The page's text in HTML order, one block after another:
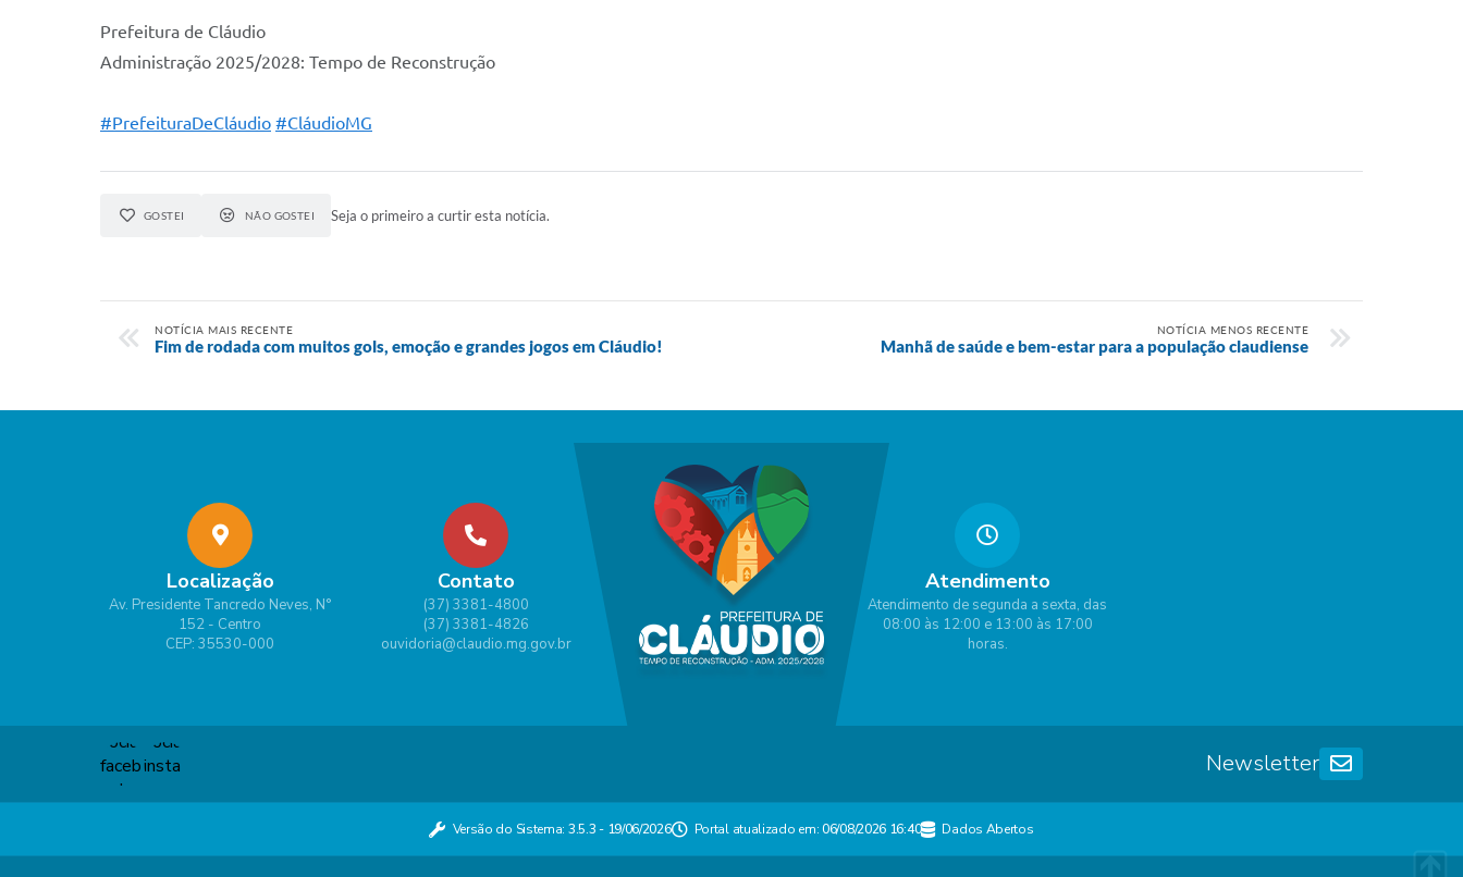
Prefeitura de Cláudio
Administração 2025/2028: Tempo de Reconstrução
#PrefeituraDeCláudio #CláudioMG
GOSTEI NÃO GOSTEI Seja o primeiro a curtir esta notícia.
NOTÍCIA MAIS RECENTE
Fim de rodada com muitos gols, emoção e grandes jogos em Cláudio!
NOTÍCIA MENOS RECENTE
Manhã de saúde e bem-estar para a população claudiense
Localização
Av. Presidente Tancredo Neves, N°
152 - Centro
CEP: 35530-000
Contato
(37) 3381-4800
(37) 3381-4826
ouvidoria@claudio.mg.gov.br
Atendimento
Atendimento de segunda a sexta, das
08:00 às 12:00 e 13:00 às 17:00
horas.
Newsletter
Versão do Sistema: 3.5.3 - 19/06/2026 Portal atualizado em:06/08/2026 16:40 Dados Abertos